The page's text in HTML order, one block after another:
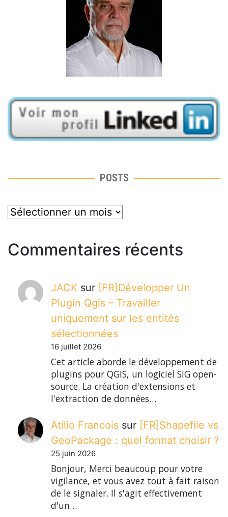
POSTS
posts
Commentaires récents
JACK sur [FR]Développer Un
Plugin Qgis – Travailler
uniquement sur les entités
sélectionnées
16 juillet 2026
Cet article aborde le développement de
plugins pour QGIS, un logiciel SIG open-
source. La création d'extensions et
l'extraction de données…
Atilio Francois sur [FR]Shapefile vs
GeoPackage : quel format choisir ?
25 juin 2026
Bonjour, Merci beaucoup pour votre
vigilance, et vous avez tout à fait raison
de le signaler. Il s'agit effectivement
d'un…